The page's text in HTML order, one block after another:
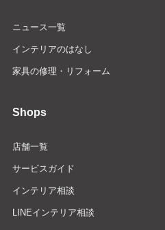
ニュース一覧
インテリアのはなし
家具の修理・リフォーム
Shops
店舗一覧
サービスガイド
インテリア相談
LINEインテリア相談